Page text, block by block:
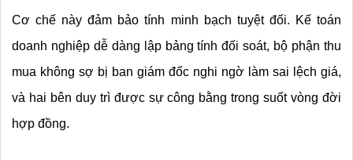
Cơ chế này đảm bảo tính minh bạch tuyệt đối. Kế toán
doanh nghiệp dễ dàng lập bảng tính đối soát, bộ phận thu
mua không sợ bị ban giám đốc nghi ngờ làm sai lệch giá,
và hai bên duy trì được sự công bằng trong suốt vòng đời
hợp đồng.